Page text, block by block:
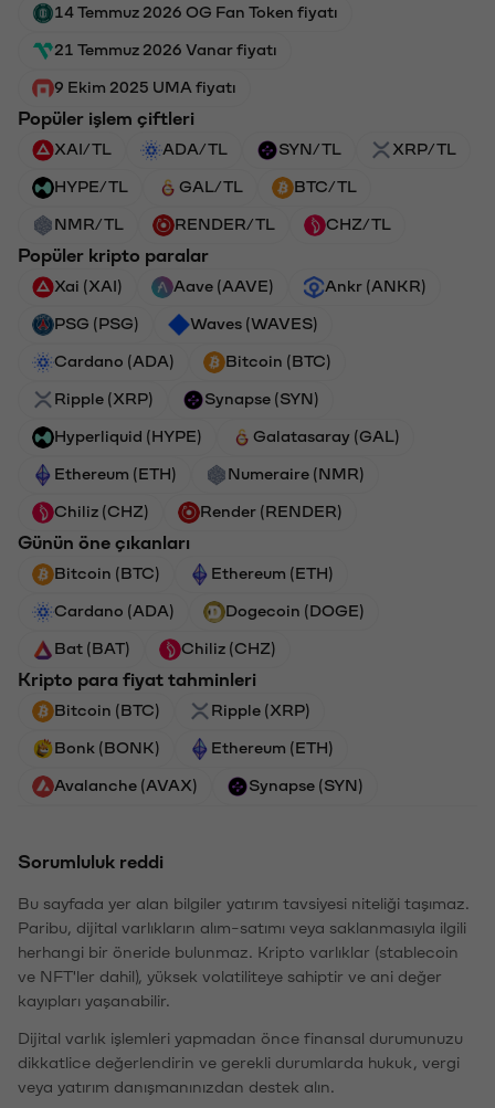
14 Temmuz 2026 OG Fan Token fiyatı
21 Temmuz 2026 Vanar fiyatı
9 Ekim 2025 UMA fiyatı
Popüler işlem çiftleri
XAI/TL ADA/TL SYN/TL XRP/TL
HYPE/TL GAL/TL BTC/TL
NMR/TL RENDER/TL CHZ/TL
Popüler kripto paralar
Xai (XAI) Aave (AAVE) Ankr (ANKR)
PSG (PSG) Waves (WAVES)
Cardano (ADA) Bitcoin (BTC)
Ripple (XRP) Synapse (SYN)
Hyperliquid (HYPE) Galatasaray (GAL)
Ethereum (ETH) Numeraire (NMR)
Chiliz (CHZ) Render (RENDER)
Günün öne çıkanları
Bitcoin (BTC) Ethereum (ETH)
Cardano (ADA) Dogecoin (DOGE)
Bat (BAT) Chiliz (CHZ)
Kripto para fiyat tahminleri
Bitcoin (BTC) Ripple (XRP)
Bonk (BONK) Ethereum (ETH)
Avalanche (AVAX) Synapse (SYN)
Sorumluluk reddi
Bu sayfada yer alan bilgiler yatırım tavsiyesi niteliği taşımaz.
Paribu, dijital varlıkların alım-satımı veya saklanmasıyla ilgili
herhangi bir öneride bulunmaz. Kripto varlıklar (stablecoin
ve NFT'ler dahil), yüksek volatiliteye sahiptir ve ani değer
kayıpları yaşanabilir.
Dijital varlık işlemleri yapmadan önce finansal durumunuzu
dikkatlice değerlendirin ve gerekli durumlarda hukuk, vergi
veya yatırım danışmanınızdan destek alın.